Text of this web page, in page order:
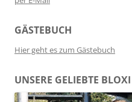
GÄSTEBUCH
Hier geht es zum Gästebuch
UNSERE GELIEBTE BLOXI